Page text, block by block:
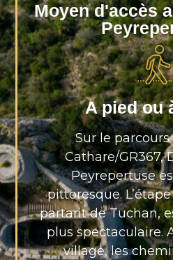
Moyen d'accès
A pied ou
Sur le
Cathare/GR367,
Peyrepertuse
pittoresque.
partant de Tuchan,
plus spectaculaire.
village, les